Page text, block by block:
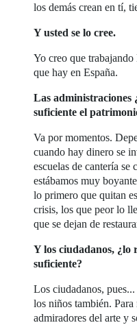
los demás crean en tí,
Y usted se lo cree.
Yo creo que
que hay en España.
Las administraciones
suficiente el
Va por momentos.
cuando hay dinero se
escuelas de cantería se
estábamos muy
lo primero que quitan
crisis, los que peor lo
que se dejan de
Y los ciudadanos, ¿lo
suficiente?
Los ciudadanos,
los niños también.
admiradores del arte y